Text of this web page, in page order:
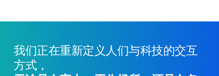
我们正在重新定义人们与科技的交互
方式，